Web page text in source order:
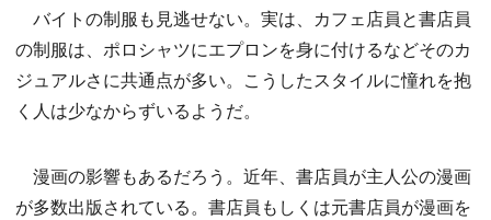
バイトの制服も見逃せない。実は、カフェ店員と書店員
の制服は、ポロシャツにエプロンを身に付けるなどそのカ
ジュアルさに共通点が多い。こうしたスタイルに憧れを抱
く人は少なからずいるようだ。
漫画の影響もあるだろう。近年、書店員が主人公の漫画
が多数出版されている。書店員もしくは元書店員が漫画を